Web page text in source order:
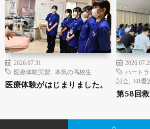
2026.07.31
医療体験実習
本気の高校生
医療体験がはじまりました。
ハート
討会
ER看
第58回